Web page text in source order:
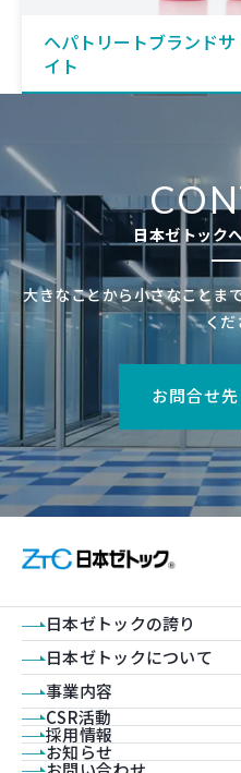
ヘパトリートブランドサ
イト
日本ゼトック
大きなことから小さなことま
くだ
お問合せ先
日本ゼトックの誇り
日本ゼトックについて
事業内容
CSR活動
採用情報
お知らせ